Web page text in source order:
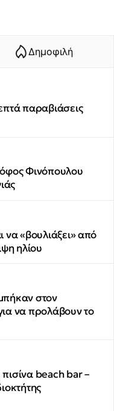
Δημοφιλή
παραβιάσεις
Φινόπουλου
να «βουλιάξει» από
ηλίου
στον
να προλάβουν το
beach bar –